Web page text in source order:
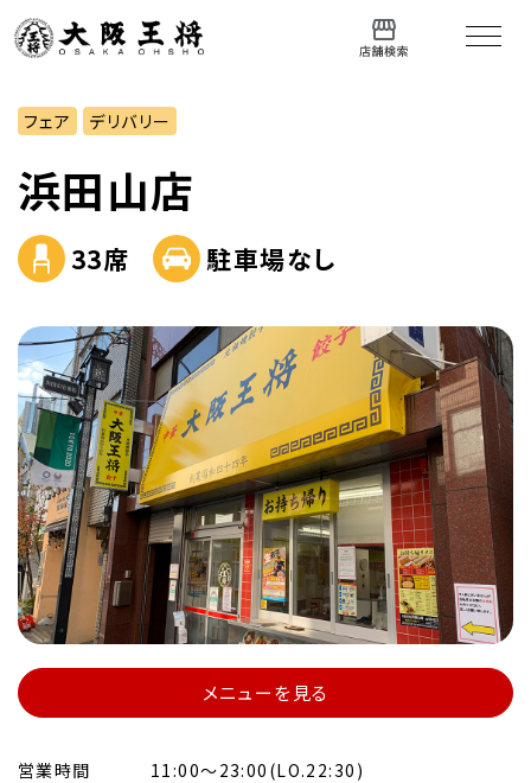
フェア デリバリー
浜田山店
33席 駐車場なし
メニューを見る
営業時間
11:00～23:00(LO.22:30)